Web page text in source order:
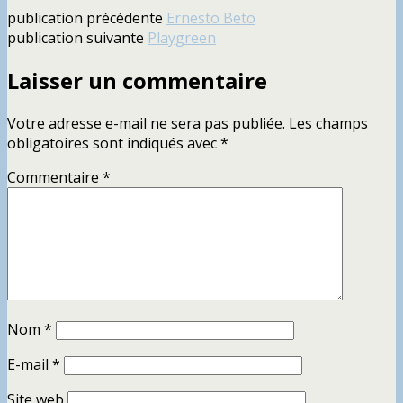
"Worth"
publication précédente Ernesto Beto
publication suivante Playgreen
Laisser un commentaire
Votre adresse e-mail ne sera pas publiée. Les champs
obligatoires sont indiqués avec*
Commentaire *
Nom *
E-mail *